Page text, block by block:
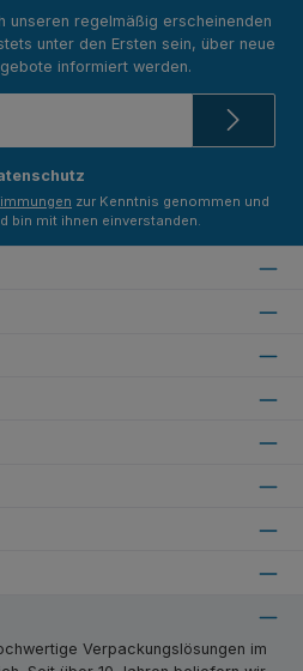
unseren regelmäßig erscheinenden
unter den Ersten sein, über neue
informiert werden.
zur Kenntnis genommen und
bin mit ihnen einverstanden.
Verpackungslösungen im